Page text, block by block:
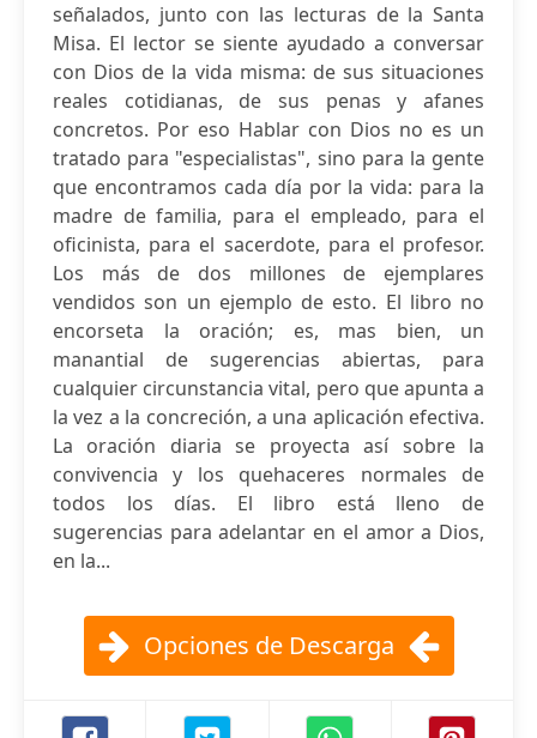
señalados, junto con las lecturas de la Santa
Misa. El lector se siente ayudado a conversar
con Dios de la vida misma: de sus situaciones
reales cotidianas, de sus penas y afanes
concretos. Por eso Hablar con Dios no es un
tratado para "especialistas", sino para la gente
que encontramos cada día por la vida: para la
madre de familia, para el empleado, para el
oficinista, para el sacerdote, para el profesor.
Los más de dos millones de ejemplares
vendidos son un ejemplo de esto. El libro no
encorseta la oración; es, mas bien, un
manantial de sugerencias abiertas, para
cualquier circunstancia vital, pero que apunta a
la vez a la concreción, a una aplicación efectiva.
La oración diaria se proyecta así sobre la
convivencia y los quehaceres normales de
todos los días. El libro está lleno de
sugerencias para adelantar en el amor a Dios,
en la...
Opciones de Descarga